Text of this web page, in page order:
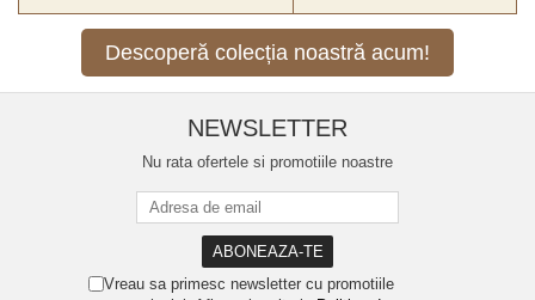
Descoperă colecția noastră acum!
NEWSLETTER
Nu rata ofertele si promotiile noastre
Vreau sa primesc newsletter cu promotiile